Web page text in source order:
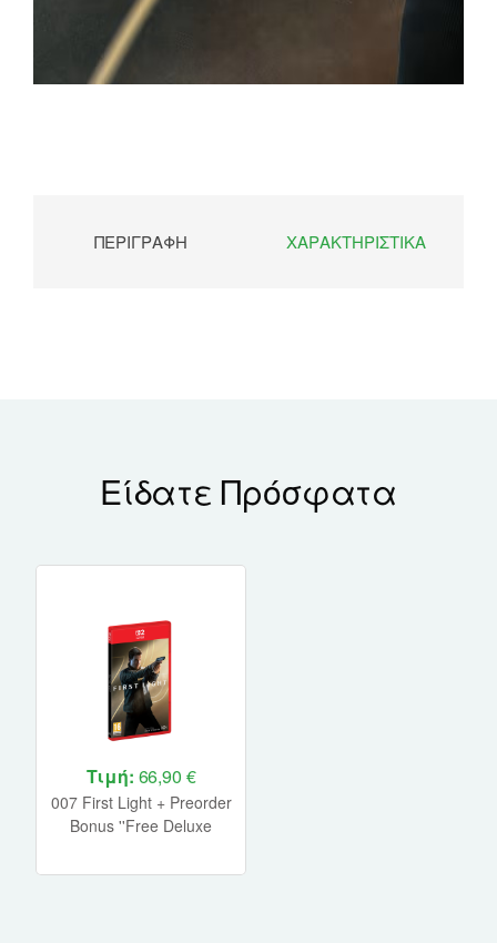
ΠΕΡΙΓΡΑΦΉ ΧΑΡΑΚΤΗΡΙΣΤΙΚΆ
Είδατε Πρόσφατα
Τιμή: 66,90 €
007 First Light + Preorder
Bonus ''Free Deluxe
Nintendo Switch 2 NEW